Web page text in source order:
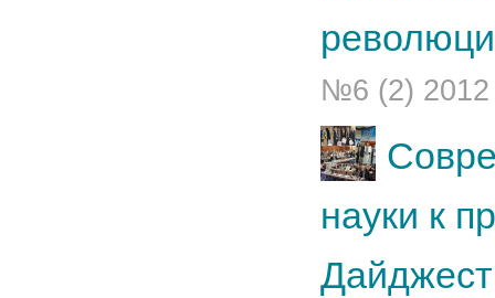
№6 (2) 2012
науки к
Дайджест